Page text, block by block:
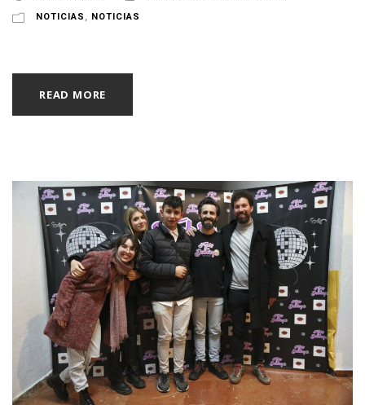
NOTICIAS , NOTICIAS
READ MORE